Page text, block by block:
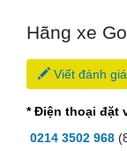
Hãng xe
Viết đánh giá
* Điện thoại đặt
0214 3502 968